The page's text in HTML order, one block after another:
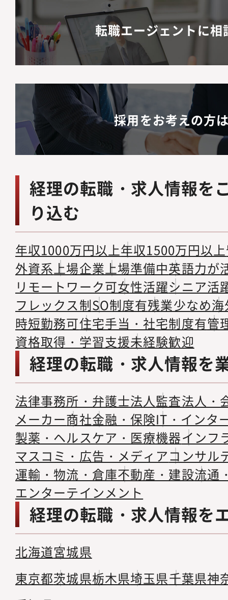
転職エージェントに相
採用をお考えの方
経理の転職・求人情報を
り込む
年収1000万円以上年収1500万円以上
外資系上場企業上場準備中英語力が
リモートワーク可女性活躍シニア活
フレックス制SO制度有残業少なめ
時短勤務可住宅手当・社宅制度有管
資格取得・学習支援未経験歓迎
経理の転職・求人情報を
法律事務所・弁護士法人監査法人・
メーカー商社金融・保険IT・インタ
製薬・ヘルスケア・医療機器インフ
マスコミ・広告・メディアコンサル
運輸・物流・倉庫不動産・建設流通
エンターテインメント
経理の転職・求人情報を
北海道宮城県
東京都茨城県栃木県埼玉県千葉県神